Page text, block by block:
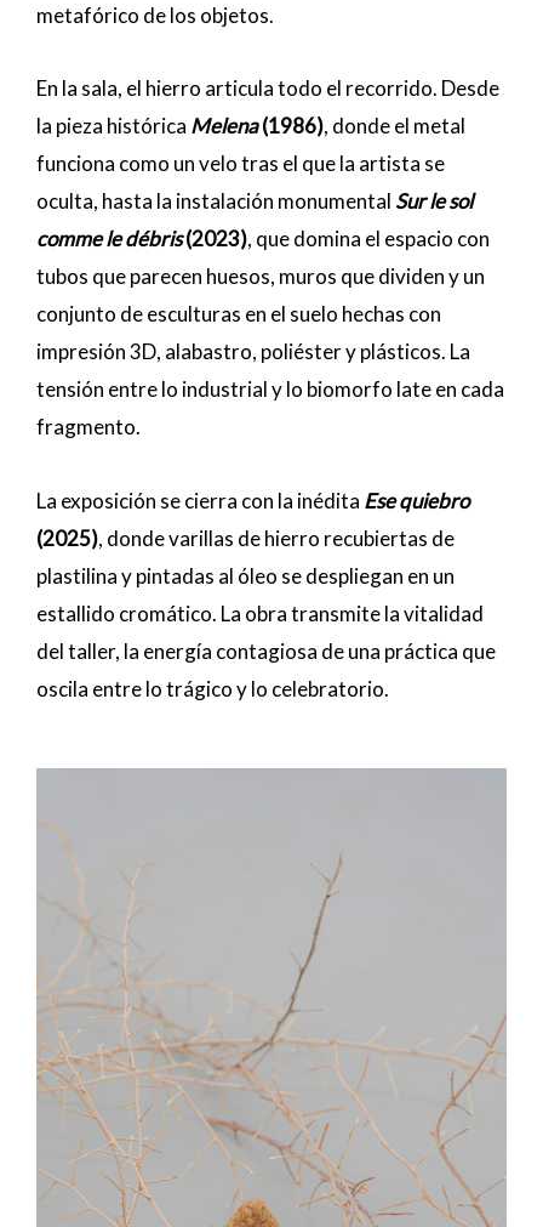
metafórico de los objetos.
En la sala, el hierro articula todo el recorrido. Desde
la pieza histórica Melena(1986), donde el metal
funciona como un velo tras el que la artista se
oculta, hasta la instalación monumental Sur le sol
comme le débris(2023), que domina el espacio con
tubos que parecen huesos, muros que dividen y un
conjunto de esculturas en el suelo hechas con
impresión 3D, alabastro, poliéster y plásticos. La
tensión entre lo industrial y lo biomorfo late en cada
fragmento.
La exposición se cierra con la inédita Ese quiebro
(2025), donde varillas de hierro recubiertas de
plastilina y pintadas al óleo se despliegan en un
estallido cromático. La obra transmite la vitalidad
del taller, la energía contagiosa de una práctica que
oscila entre lo trágico y lo celebratorio.